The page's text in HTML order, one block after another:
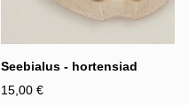
Seebialus - hortensiad
15,00 €